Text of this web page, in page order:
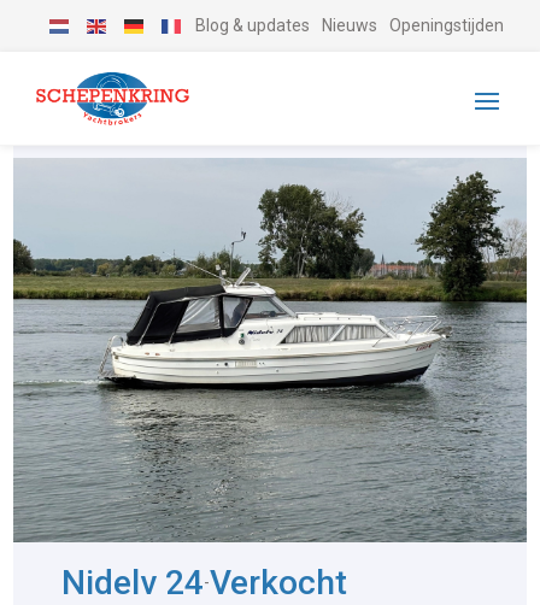
Blog & updates Nieuws Openingstijden
Nidelv 24-Verkocht